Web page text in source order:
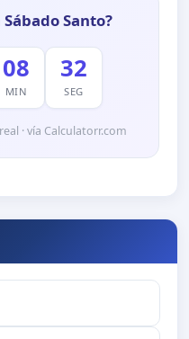
Santo?
08
MIN
32
SEG
· vía Calculatorr.com